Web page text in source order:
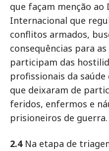
que façam menção
Internacional que
conflitos armados,
consequências para
participam das
profissionais da
que deixaram de
feridos, enfermos e
prisioneiros de guerra.
2.4Na etapa de